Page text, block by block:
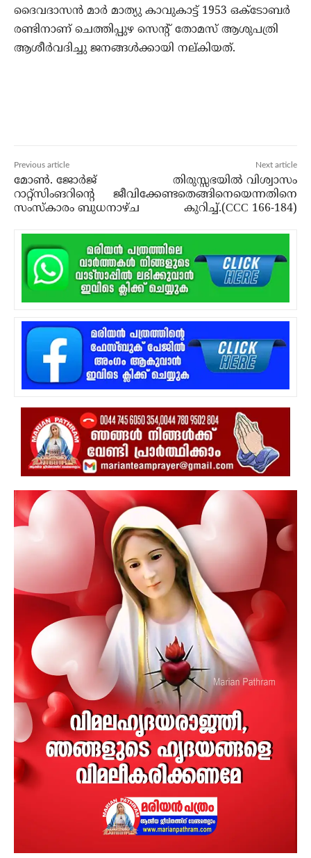
ദൈവദാസന്‍ മാര്‍ മാത്യു കാവുകാട്ട് 1953 ഒക്‌ടോബര്‍
രണ്ടിനാണ് ചെത്തിപ്പുഴ സെന്റ് തോമസ് ആശുപത്രി
ആശീര്‍വദിച്ചു ജനങ്ങള്‍ക്കായി നല്കിയത്.
Previous article
മോണ്‍. ജോര്‍ജ്
റാറ്റ്‌സിംങറിന്റെ
സംസ്‌കാരം ബുധനാഴ്ച
Next article
തിരുസ്സഭയിൽ വിശ്വാസം
ജീവിക്കേണ്ടതെങ്ങിനെയെന്നതിനെ
കുറിച്ച്.(CCC 166-184)